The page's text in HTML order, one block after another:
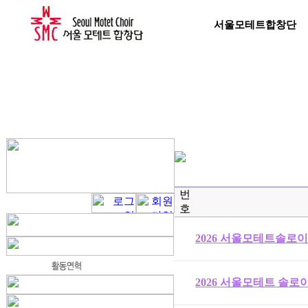
서울모테트합창단
번
호
2026 서울모테트솔로
2026 서울모테트 솔로